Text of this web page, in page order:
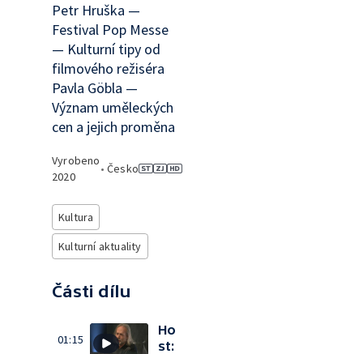
Petr Hruška —
Festival Pop Messe
— Kulturní tipy od
filmového režiséra
Pavla Göbla —
Význam uměleckých
cen a jejich proměna
Vyrobeno
2020
• Česko
Kultura
Kulturní aktuality
Části dílu
01:15
Ho
st: